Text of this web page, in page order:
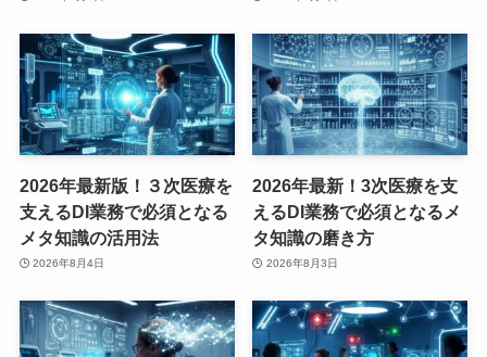
2026年最新版！３次医療を
支えるDI業務で必須となる
メタ知識の活用法
2026年8月4日
2026年最新！3次医療を支
えるDI業務で必須となるメ
タ知識の磨き方
2026年8月3日